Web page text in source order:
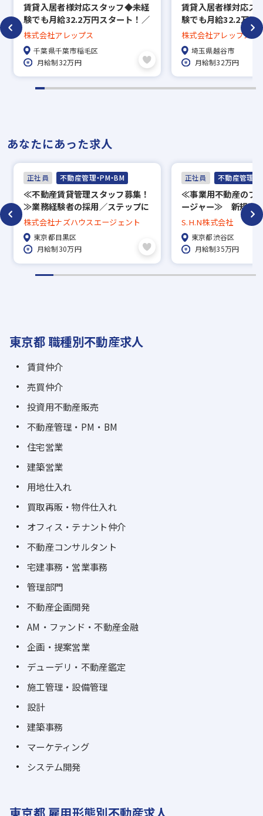
賃貸入居者様対応スタッフ◆未経
験でも月給32.2万円スタート！／
賞与年3回／管理会社ならではの
社宅制度、家賃50％補助【千葉エ
リア】
株式会社アレップス
千葉県千葉市稲毛区
月給制32万円
賃貸入居者様対応ス
験でも月給32.2万円
賞与年3回／管理会
社宅制度、家賃50％
リア】
株式会社アレップス
埼玉県越谷市
月給制32万円
あなたにあった求人
正社員 不動産管理・PM・BM
≪不動産賃貸管理スタッフ募集！
≫業務経験者の採用／ステップに
合わせて成長できる環境／完全週
休2日制
株式会社ナズハウスエージェント
東京都目黒区
月給制30万円
正社員 不動産管理・
≪事業用不動産のプ
ージャー≫ 新規事
バー募集／ 土日祝休
時退社でプライベー
S.H.N株式会社
東京都渋谷区
月給制35万円
東京都 職種別不動産求人
賃貸仲介
売買仲介
投資用不動産販売
不動産管理・PM・BM
住宅営業
建築営業
用地仕入れ
買取再販・物件仕入れ
オフィス・テナント仲介
不動産コンサルタント
宅建事務・営業事務
管理部門
不動産企画開発
AM・ファンド・不動産金融
企画・提案営業
デューデリ・不動産鑑定
施工管理・設備管理
設計
建築事務
マーケティング
システム開発
東京都 雇用形態別不動産求人